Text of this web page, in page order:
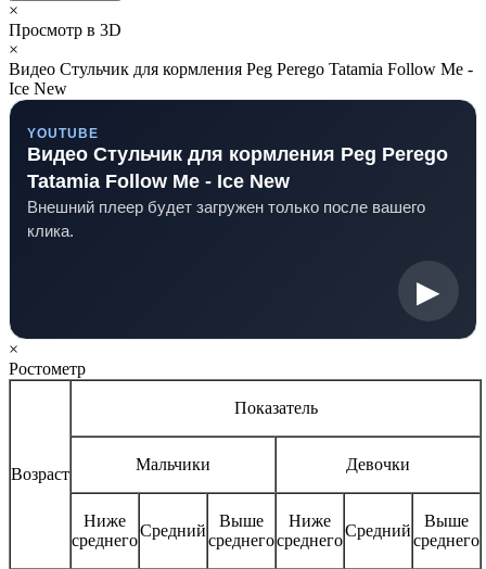
×
Просмотр в 3D
×
Видео Стульчик для кормления Peg Perego Tatamia Follow Me -
Ice New
YOUTUBE
Видео Стульчик для кормления Peg Perego
Tatamia Follow Me - Ice New
Внешний плеер будет загружен только после вашего
клика.
▶
×
Ростометр
Возраст
Показатель
Мальчики Девочки
Ниже
среднего
Средний
Выше
среднего
Ниже
среднего
Средний
Выше
среднего